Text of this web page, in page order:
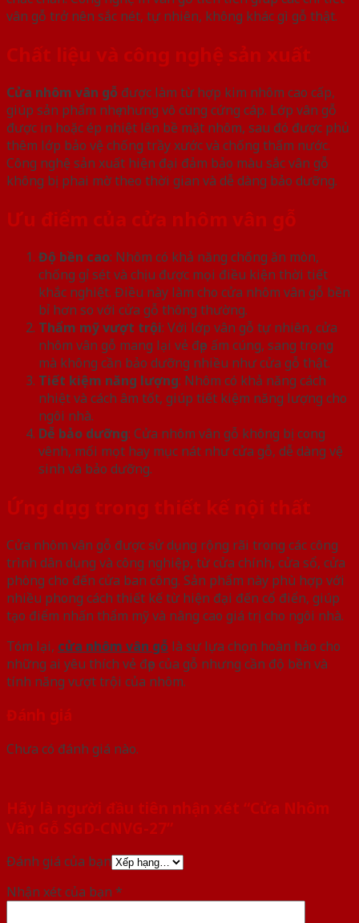
vân gỗ trở nên sắc nét, tự nhiên, không khác gì gỗ thật.
Chất liệu và công nghệ sản xuất
Cửa nhôm vân gỗ được làm từ hợp kim nhôm cao cấp,
giúp sản phẩm nhẹ nhưng vô cùng cứng cáp. Lớp vân gỗ
được in hoặc ép nhiệt lên bề mặt nhôm, sau đó được phủ
thêm lớp bảo vệ chống trầy xước và chống thấm nước.
Công nghệ sản xuất hiện đại đảm bảo màu sắc vân gỗ
không bị phai mờ theo thời gian và dễ dàng bảo dưỡng.
Ưu điểm của cửa nhôm vân gỗ
Độ bền cao: Nhôm có khả năng chống ăn mòn,
chống gỉ sét và chịu được mọi điều kiện thời tiết
khắc nghiệt. Điều này làm cho cửa nhôm vân gỗ bền
bỉ hơn so với cửa gỗ thông thường.
Thẩm mỹ vượt trội: Với lớp vân gỗ tự nhiên, cửa
nhôm vân gỗ mang lại vẻ đẹp ấm cúng, sang trọng
mà không cần bảo dưỡng nhiều như cửa gỗ thật.
Tiết kiệm năng lượng: Nhôm có khả năng cách
nhiệt và cách âm tốt, giúp tiết kiệm năng lượng cho
ngôi nhà.
Dễ bảo dưỡng: Cửa nhôm vân gỗ không bị cong
vênh, mối mọt hay mục nát như cửa gỗ, dễ dàng vệ
sinh và bảo dưỡng.
Ứng dụng trong thiết kế nội thất
Cửa nhôm vân gỗ được sử dụng rộng rãi trong các công
trình dân dụng và công nghiệp, từ cửa chính, cửa sổ, cửa
phòng cho đến cửa ban công. Sản phẩm này phù hợp với
nhiều phong cách thiết kế từ hiện đại đến cổ điển, giúp
tạo điểm nhấn thẩm mỹ và nâng cao giá trị cho ngôi nhà.
Tóm lại, cửa nhôm vân gỗ là sự lựa chọn hoàn hảo cho
những ai yêu thích vẻ đẹp của gỗ nhưng cần độ bền và
tính năng vượt trội của nhôm.
Đánh giá
Chưa có đánh giá nào.
Hãy là người đầu tiên nhận xét “Cửa Nhôm
Vân Gỗ SGD-CNVG-27”
Đánh giá của bạn
Nhận xét của bạn *